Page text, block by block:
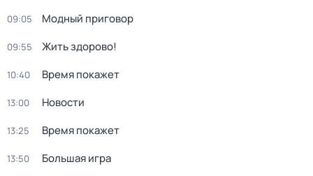
09:05 Модный приговор
09:55 Жить здорово!
10:40 Время покажет
13:00 Новости
13:25 Время покажет
13:50 Большая игра